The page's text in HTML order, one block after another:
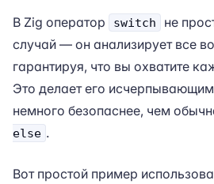
В Zig оператор switch
не
случай — он анализирует все
гарантируя, что вы охватите
Это делает его
немного безопаснее, чем
else .
Вот простой пример